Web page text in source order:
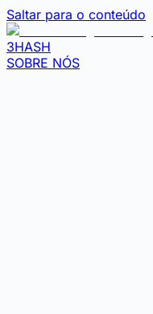
Saltar para o conteúdo
3HASH
SOBRE NÓS